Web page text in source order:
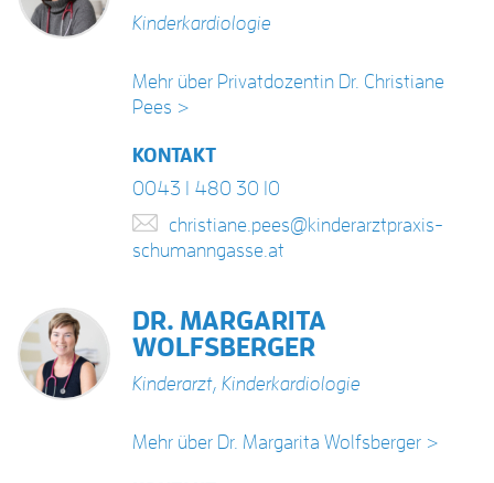
Kinderkardiologie
Mehr über Privatdozentin Dr. Christiane
Pees >
KONTAKT
0043 1 480 30 10
christiane.pees@kinderarztpraxis-
schumanngasse.at
DR. MARGARITA
WOLFSBERGER
Kinderarzt, Kinderkardiologie
Mehr über Dr. Margarita Wolfsberger >